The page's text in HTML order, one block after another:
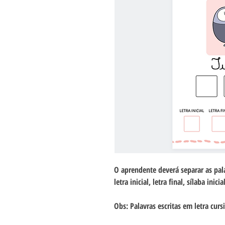
O aprendente deverá separar as
letra inicial, letra final, sílaba
Obs: Palavras escritas em letra